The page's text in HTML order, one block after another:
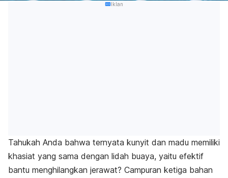
Iklan
Tahukah Anda bahwa ternyata kunyit dan madu memiliki
khasiat yang sama dengan lidah buaya, yaitu efektif
bantu menghilangkan jerawat? Campuran ketiga bahan